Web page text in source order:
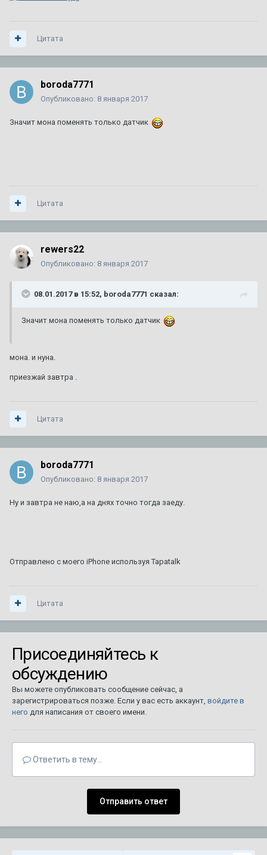
Цитата
boroda7771
Опубликовано: 8 января 2017
Значит мона поменять только датчик
Цитата
rewers22
Опубликовано: 8 января 2017
08.01.2017 в 15:52, boroda7771 сказал:
Значит мона поменять только датчик
мона. и нуна.
приезжай завтра .
Цитата
boroda7771
Опубликовано: 8 января 2017
Ну и завтра не наю,а на днях точно тогда заеду.
Отправлено с моего iPhone используя Tapatalk
Цитата
Присоединяйтесь к
обсуждению
Вы можете опубликовать сообщение сейчас, а
зарегистрироваться позже. Если у вас есть аккаунт, войдите в
него для написания от своего имени.
Ответить в тему...
Отправить ответ